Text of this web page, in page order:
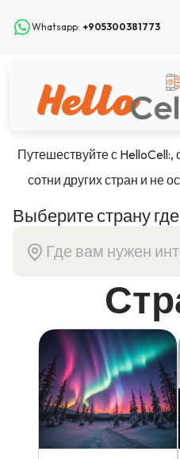
Whatsapp: +905300381773
Путешествуйте с HelloCell:,
сотни других стран и не
Выберите страну